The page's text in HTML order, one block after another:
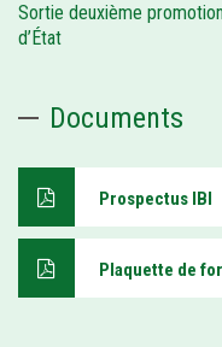
Sortie deuxième
d’État
Documents
Prospectus IBI
Plaquette de